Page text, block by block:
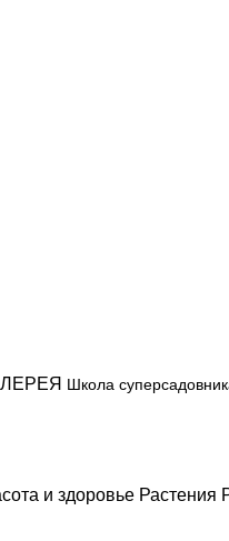
Школа
и здоровье Растения